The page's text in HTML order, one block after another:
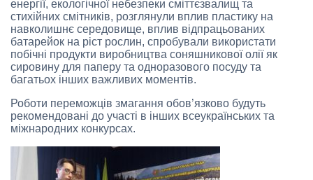
енергії, екологічної небезпеки сміттєзвалищ та
стихійних смітників, розглянули вплив пластику на
навколишнє середовище, вплив відпрацьованих
батарейок на ріст рослин, спробували використати
побічні продукти виробництва соняшникової олії як
сировину для паперу та одноразового посуду та
багатьох інших важливих моментів.
Роботи переможців змагання обов’язково будуть
рекомендовані до участі в інших всеукраїнських та
міжнародних конкурсах.